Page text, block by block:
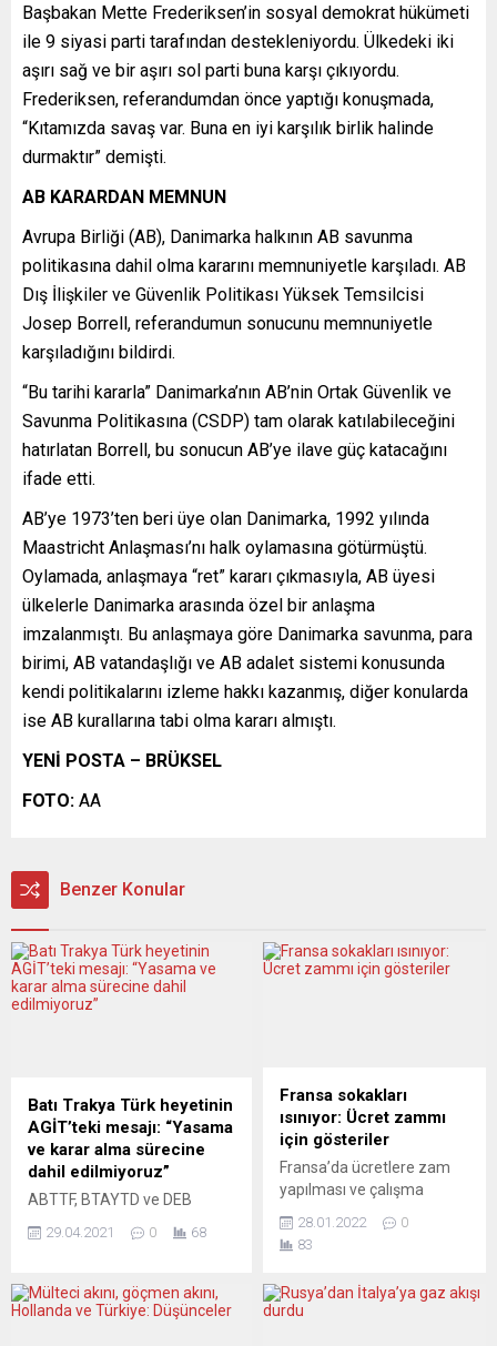
Başbakan Mette Frederiksen’in sosyal demokrat hükümeti
ile 9 siyasi parti tarafından destekleniyordu. Ülkedeki iki
aşırı sağ ve bir aşırı sol parti buna karşı çıkıyordu.
Frederiksen, referandumdan önce yaptığı konuşmada,
“Kıtamızda savaş var. Buna en iyi karşılık birlik halinde
durmaktır” demişti.
AB KARARDAN MEMNUN
Avrupa Birliği (AB), Danimarka halkının AB savunma
politikasına dahil olma kararını memnuniyetle karşıladı. AB
Dış İlişkiler ve Güvenlik Politikası Yüksek Temsilcisi
Josep Borrell, referandumun sonucunu memnuniyetle
karşıladığını bildirdi.
“Bu tarihi kararla” Danimarka’nın AB’nin Ortak Güvenlik ve
Savunma Politikasına (CSDP) tam olarak katılabileceğini
hatırlatan Borrell, bu sonucun AB’ye ilave güç katacağını
ifade etti.
AB’ye 1973’ten beri üye olan Danimarka, 1992 yılında
Maastricht Anlaşması’nı halk oylamasına götürmüştü.
Oylamada, anlaşmaya “ret” kararı çıkmasıyla, AB üyesi
ülkelerle Danimarka arasında özel bir anlaşma
imzalanmıştı. Bu anlaşmaya göre Danimarka savunma, para
birimi, AB vatandaşlığı ve AB adalet sistemi konusunda
kendi politikalarını izleme hakkı kazanmış, diğer konularda
ise AB kurallarına tabi olma kararı almıştı.
YENİ POSTA – BRÜKSEL
FOTO: AA
Benzer Konular
Batı Trakya Türk heyetinin
AGİT’teki mesajı: “Yasama
ve karar alma sürecine
dahil edilmiyoruz”
ABTTF, BTAYTD ve DEB
oluşan Batı Trakya Türk
toplumunun kendisini
doğrudan ilgilendiren
29.04.2021 0 68
Fransa sokakları
ısınıyor: Ücret zammı
için gösteriler
Fransa’da ücretlere zam
yapılması ve çalışma
talebiyle gösteriler
düzenlendi. Sendikaların
Meydanı’nda toplanan
binlerce kişi, Ekonomi
28.01.2022
0
83